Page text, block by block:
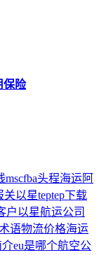
保险
mscfba头程海运阿
关以星teptep下载
户以星航运公司
语物流价格海运
介eu是哪个航空公